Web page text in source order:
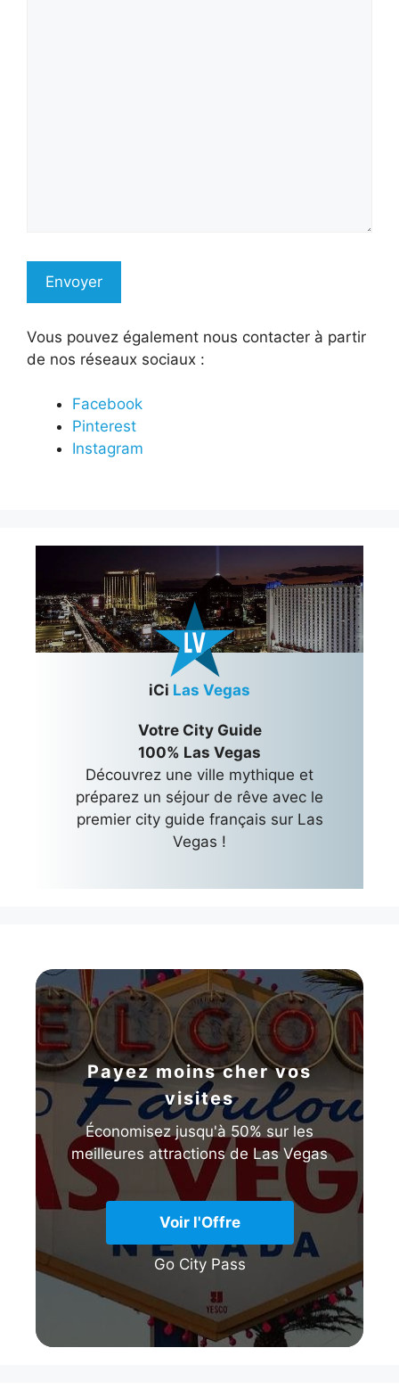
Vous pouvez également nous contacter à partir
de nos réseaux sociaux :
Facebook
Pinterest
Instagram
iCi Las Vegas
Votre City Guide
100% Las Vegas
Découvrez une ville mythique et
préparez un séjour de rêve avec le
premier city guide français sur Las
Vegas !
Payez moins cher vos
visites
Économisez jusqu'à 50% sur les
meilleures attractions de Las Vegas
Voir l'Offre
Go City Pass